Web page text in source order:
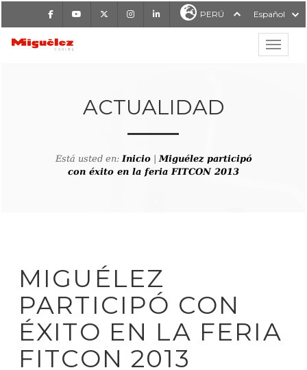
FacebookYoutube InstagramLinkedIn PERÚ Español
MIGUÉLEZ CABLES
ACTUALIDAD
Está usted en:Inicio|Miguélez participó
con éxito en la feria FITCON 2013
MIGUÉLEZ
PARTICIPÓ CON
ÉXITO EN LA FERIA
FITCON 2013